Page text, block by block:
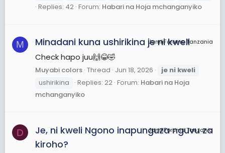
Replies: 42 Forum: Habari na Hoja mchanganyiko
M JamiiForums Tanzania
Minadani kuna ushirikina je ni kweli
Check hapo juu🙌😂🤣
Muyabi colors Thread Jun 18, 2026 je ni kweli
ushirikina
Replies: 22 Forum: Habari na Hoja
mchanganyiko
D JamiiForums Tanzania
Je, ni kweli Ngono inapunguza nguvu za
kiroho?